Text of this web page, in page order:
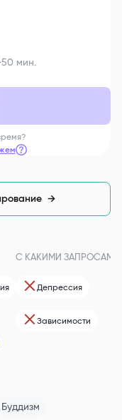
мин.
→
С КАКИМИ ЗАПРОСАМИ
Депрессия
Зависимости
Буддизм